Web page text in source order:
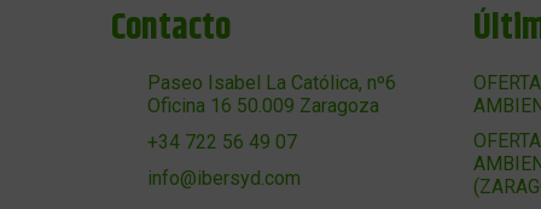
Contacto
Paseo Isabel La Católica, nº6
Oficina 16 50.009 Zaragoza
+34 722 56 49 07
info@ibersyd.com